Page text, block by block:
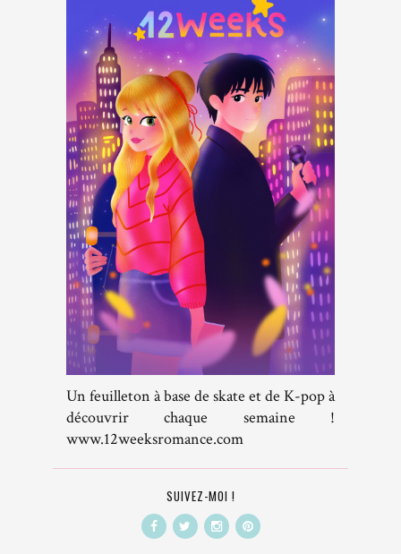
Un feuilleton à base de skate et de K-pop à
découvrir chaque semaine !
www.12weeksromance.com
SUIVEZ-MOI !